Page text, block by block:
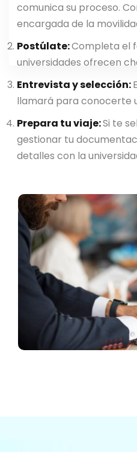
comunica su proceso.
encargada de la
Postúlate:Completa el
universidades ofrecen
Entrevista y selección:
llamará para conocerte
Prepara tu viaje:Si te
gestionar tu
detalles con la